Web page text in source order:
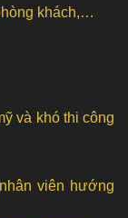
khách,…
và khó thi công
viên hướng